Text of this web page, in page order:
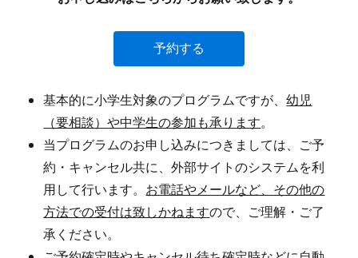
予約する
基本的に小学生対象のプログラムですが、幼児
（要相談）や中学生の参加も承ります。
当プログラムのお申し込みにつきましては、ご予
約・キャンセル共に、外部サイトのシステムを利
用して行います。 お電話やメールなど、その他の
方法での受付は致しかねますので、ご理解・ご了
承ください。